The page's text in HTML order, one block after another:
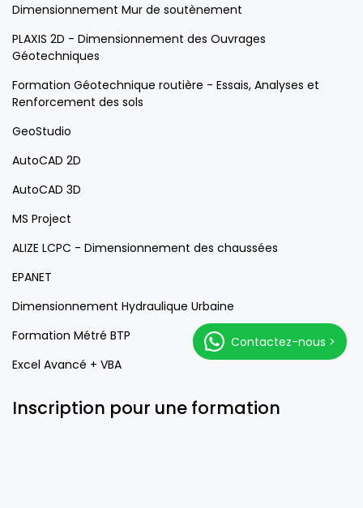
Dimensionnement Mur de soutènement
PLAXIS 2D - Dimensionnement des Ouvrages
Géotechniques
Formation Géotechnique routière - Essais, Analyses et
Renforcement des sols
GeoStudio
AutoCAD 2D
AutoCAD 3D
MS Project
ALIZE LCPC - Dimensionnement des chaussées
EPANET
Dimensionnement Hydraulique Urbaine
Formation Métré BTP
Excel Avancé + VBA
Inscription pour une formation
Contactez-nous >